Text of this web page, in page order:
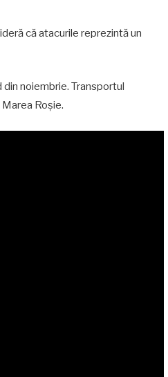
că atacurile reprezintă un
noiembrie. Transportul
Roșie.